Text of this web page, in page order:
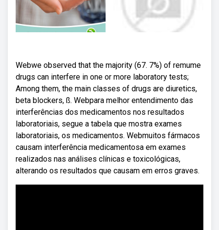
Webwe observed that the majority (67. 7%) of remume
drugs can interfere in one or more laboratory tests;
Among them, the main classes of drugs are diuretics,
beta blockers, ß. Webpara melhor entendimento das
interferências dos medicamentos nos resultados
laboratoriais, segue a tabela que mostra exames
laboratoriais, os medicamentos. Webmuitos fármacos
causam interferência medicamentosa em exames
realizados nas análises clínicas e toxicológicas,
alterando os resultados que causam em erros graves.